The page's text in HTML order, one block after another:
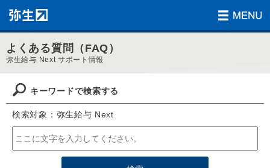
よくある質問（FAQ）
弥生給与 Next サポート情報
キーワードで検索する
検索対象：弥生給与 Next